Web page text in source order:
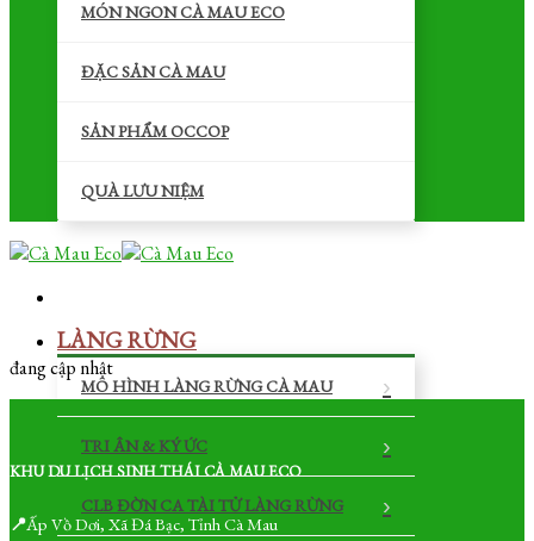
MÓN NGON CÀ MAU ECO
ĐẶC SẢN CÀ MAU
SẢN PHẨM OCCOP
QUÀ LƯU NIỆM
LÀNG RỪNG
MÔ HÌNH LÀNG RỪNG CÀ MAU
TRI ÂN & KÝ ỨC
CLB ĐỜN CA TÀI TỬ LÀNG RỪNG
đang cập nhật
KHU DU LỊCH SINH THÁI CÀ MAU ECO
📍Ấp Vồ Dơi, Xã Đá Bạc, Tỉnh Cà Mau